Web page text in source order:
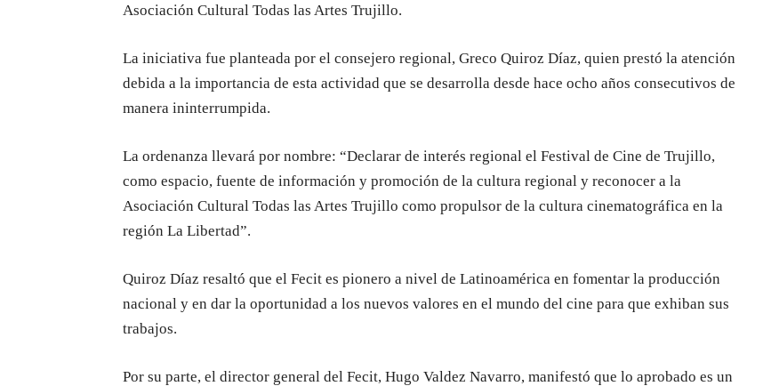
Asociación Cultural Todas las Artes Trujillo.
La iniciativa fue planteada por el consejero regional, Greco Quiroz Díaz, quien prestó la atención
debida a la importancia de esta actividad que se desarrolla desde hace ocho años consecutivos de
manera ininterrumpida.
La ordenanza llevará por nombre: “Declarar de interés regional el Festival de Cine de Trujillo,
como espacio, fuente de información y promoción de la cultura regional y reconocer a la
Asociación Cultural Todas las Artes Trujillo como propulsor de la cultura cinematográfica en la
región La Libertad”.
Quiroz Díaz resaltó que el Fecit es pionero a nivel de Latinoamérica en fomentar la producción
nacional y en dar la oportunidad a los nuevos valores en el mundo del cine para que exhiban sus
trabajos.
Por su parte, el director general del Fecit, Hugo Valdez Navarro, manifestó que lo aprobado es un